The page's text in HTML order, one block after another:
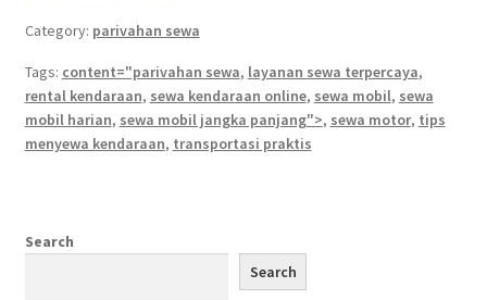
Category: parivahan sewa
Tags: content="parivahan sewa, layanan sewa terpercaya,
rental kendaraan, sewa kendaraan online, sewa mobil, sewa
mobil harian, sewa mobil jangka panjang">, sewa motor, tips
menyewa kendaraan, transportasi praktis
Search
Search